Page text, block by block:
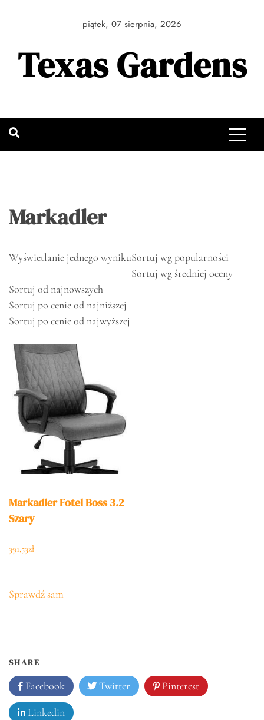
piątek, 07 sierpnia, 2026
Texas Gardens
Markadler
Wyświetlanie jednego wynikuSortuj wg popularności
Sortuj wg średniej oceny
Sortuj od najnowszych
Sortuj po cenie od najniższej
Sortuj po cenie od najwyższej
Markadler Fotel Boss 3.2
Szary
391,53zł
Sprawdź sam
SHARE
Facebook Twitter Pinterest
Linkedin